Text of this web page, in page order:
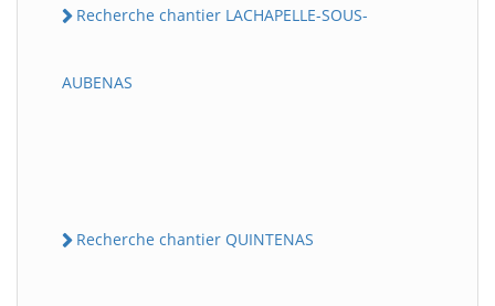
Recherche chantier LACHAPELLE-SOUS-
AUBENAS
Recherche chantier QUINTENAS